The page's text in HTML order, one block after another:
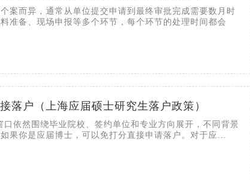
案而异，通常从单位提交申请到最终审批完成需要数月时
准备、现场申报等多个环节，每个环节的处理时间都会
落户（上海应届硕士研究生落户政策）
依然围绕毕业院校、签约单位和专业方向展开，不同背景
果你是应届博士，可以免打分直接申请落户。对于应...